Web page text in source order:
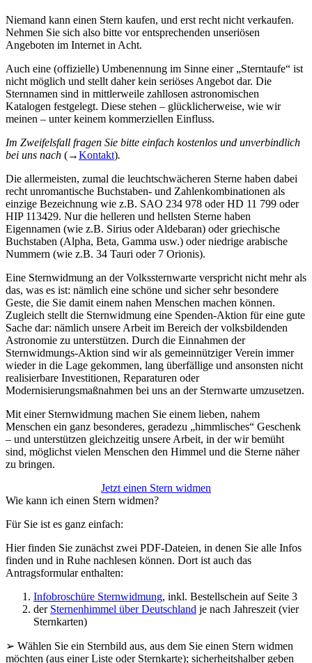
Niemand kann einen Stern kaufen, und erst recht nicht verkaufen.
Nehmen Sie sich also bitte vor entsprechenden unseriösen
Angeboten im Internet in Acht.
Auch eine (offizielle) Umbenennung im Sinne einer „Sterntaufe“ ist
nicht möglich und stellt daher kein seriöses Angebot dar. Die
Sternnamen sind in mittlerweile zahllosen astronomischen
Katalogen festgelegt. Diese stehen – glücklicherweise, wie wir
meinen – unter keinem kommerziellen Einfluss.
Im Zweifelsfall fragen Sie bitte einfach kostenlos und unverbindlich
bei uns nach (→Kontakt).
Die allermeisten, zumal die leuchtschwächeren Sterne haben dabei
recht unromantische Buchstaben- und Zahlenkombinationen als
einzige Bezeichnung wie z.B. SAO 234 978 oder HD 11 799 oder
HIP 113429. Nur die helleren und hellsten Sterne haben
Eigennamen (wie z.B. Sirius oder Aldebaran) oder griechische
Buchstaben (Alpha, Beta, Gamma usw.) oder niedrige arabische
Nummern (wie z.B. 34 Tauri oder 7 Orionis).
Eine Sternwidmung an der Volkssternwarte verspricht nicht mehr als
das, was es ist: nämlich eine schöne und sicher sehr besondere
Geste, die Sie damit einem nahen Menschen machen können.
Zugleich stellt die Sternwidmung eine Spenden-Aktion für eine gute
Sache dar: nämlich unsere Arbeit im Bereich der volksbildenden
Astronomie zu unterstützen. Durch die Einnahmen der
Sternwidmungs-Aktion sind wir als gemeinnütziger Verein immer
wieder in die Lage gekommen, lang überfällige und ansonsten nicht
realisierbare Investitionen, Reparaturen oder
Modernisierungsmaßnahmen bei uns an der Sternwarte umzusetzen.
Mit einer Sternwidmung machen Sie einem lieben, nahem
Menschen ein ganz besonderes, geradezu „himmlisches“ Geschenk
– und unterstützen gleichzeitig unsere Arbeit, in der wir bemüht
sind, möglichst vielen Menschen den Himmel und die Sterne näher
zu bringen.
Jetzt einen Stern widmen
Wie kann ich einen Stern widmen?
Für Sie ist es ganz einfach:
Hier finden Sie zunächst zwei PDF-Dateien, in denen Sie alle Infos
finden und in Ruhe nachlesen können. Dort ist auch das
Antragsformular enthalten:
Infobroschüre Sternwidmung, inkl. Bestellschein auf Seite 3
der Sternenhimmel über Deutschland je nach Jahreszeit (vier
Sternkarten)
➢ Wählen Sie ein Sternbild aus, aus dem Sie einen Stern widmen
möchten (aus einer Liste oder Sternkarte); sicherheitshalber geben